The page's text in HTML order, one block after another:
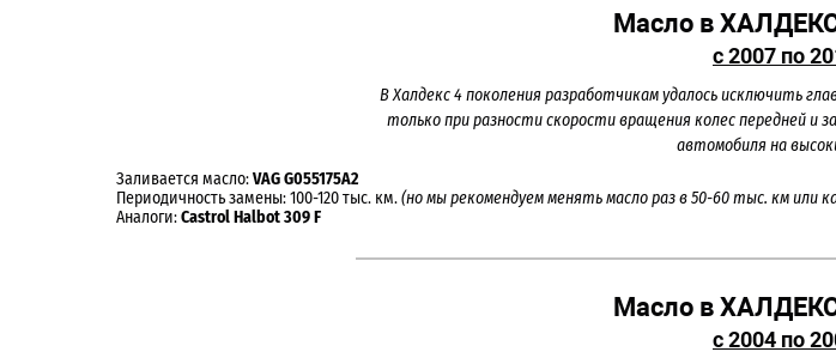
Масло в
с 2007 по
В Халдекс 4 поколения разработчикам удалось исключить
только при разности скорости вращения колес передней и
автомобиля на
Заливается масло:VAG G055175A2
Периодичность замены: 100-120 тыс. км.(но мы рекомендуем менять масло раз в 50-60 тыс. км или
Аналоги:Castrol Halbot 309 F
Масло в
с 2004 по